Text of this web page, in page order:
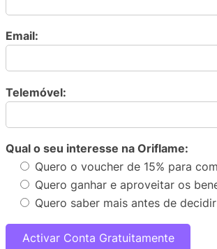
Email:
Telemóvel:
Qual o seu interesse na Oriflame:
Quero o voucher de 15% para
Quero ganhar e aproveitar os
Quero saber mais antes de decidir